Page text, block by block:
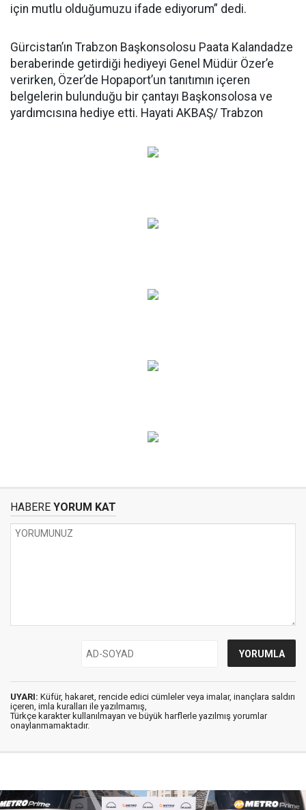
için mutlu olduğumuzu ifade ediyorum” dedi.
Gürcistan’ın Trabzon Başkonsolosu Paata Kalandadze
beraberinde getirdiği hediyeyi Genel Müdür Özer’e
verirken, Özer’de Hopaport’un tanıtımın içeren
belgelerin bulunduğu bir çantayı Başkonsolosa ve
yardımcısına hediye etti. Hayati AKBAŞ/ Trabzon
HABERE YORUM KAT
UYARI: Küfür, hakaret, rencide edici cümleler veya imalar, inançlara saldırı
içeren, imla kuralları ile yazılmamış,
Türkçe karakter kullanılmayan ve büyük harflerle yazılmış yorumlar
onaylanmamaktadır.